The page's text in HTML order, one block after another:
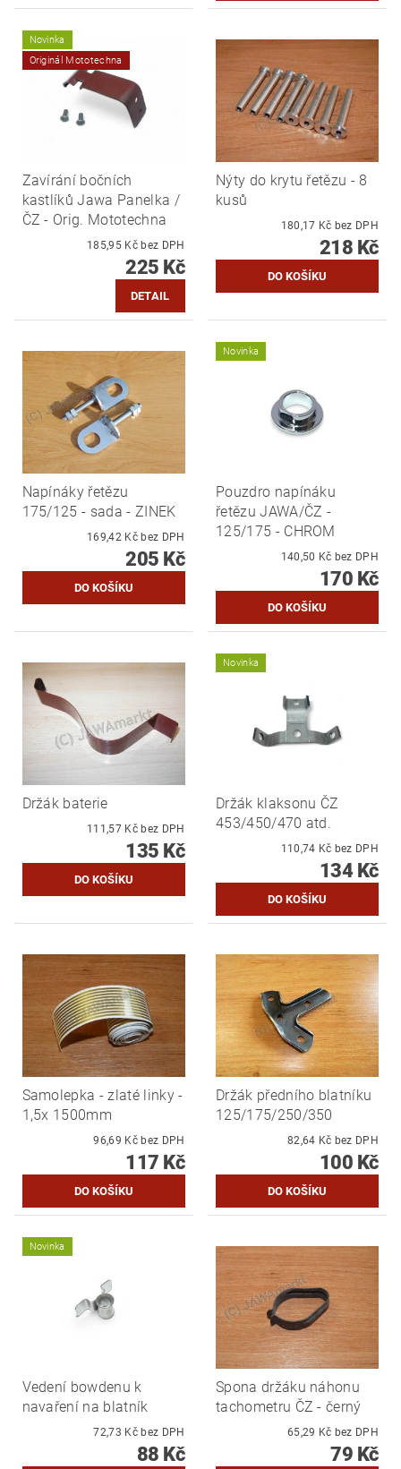
Novinka
Originál Mototechna
Zavírání bočních
kastlíků Jawa Panelka /
ČZ - Orig. Mototechna
185,95 Kč bez DPH
225 Kč
DETAIL
Nýty do krytu řetězu - 8
kusů
180,17 Kč bez DPH
218 Kč
Napínáky řetězu
175/125 - sada - ZINEK
169,42 Kč bez DPH
205 Kč
Novinka
Pouzdro napínáku
řetězu JAWA/ČZ -
125/175 - CHROM
140,50 Kč bez DPH
170 Kč
Držák baterie
111,57 Kč bez DPH
135 Kč
Novinka
Držák klaksonu ČZ
453/450/470 atd.
110,74 Kč bez DPH
134 Kč
Samolepka - zlaté linky -
1,5x 1500mm
96,69 Kč bez DPH
117 Kč
Držák předního blatníku
125/175/250/350
82,64 Kč bez DPH
100 Kč
Novinka
Vedení bowdenu k
navaření na blatník
72,73 Kč bez DPH
88 Kč
Spona držáku náhonu
tachometru ČZ - černý
65,29 Kč bez DPH
79 Kč